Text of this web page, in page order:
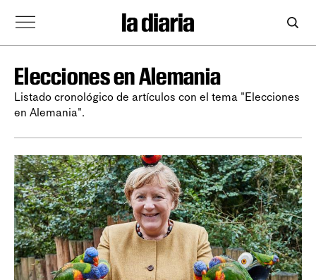
Elecciones en Alemania
Listado cronológico de artículos con el tema "Elecciones
en Alemania".